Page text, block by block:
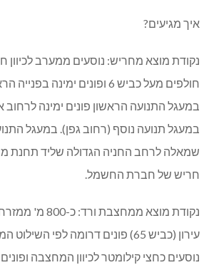
איך מגיעים?
חולפים מעל כביש 6 ופונים ימינה
במעגל התנועה הראשון פונים ימינה לרחוב
במעגל תנועה נוסף (רחוב גפן). במעגל
שמאלה לרחב החניה הגדולה שליד תחנת
חריש של חברת החשמל.
נקודת מוצא ממחצבת
עירון (כביש 65) פונים דרומה לפי
נוסעים כחצי קילומטר לכיוון המחצבה